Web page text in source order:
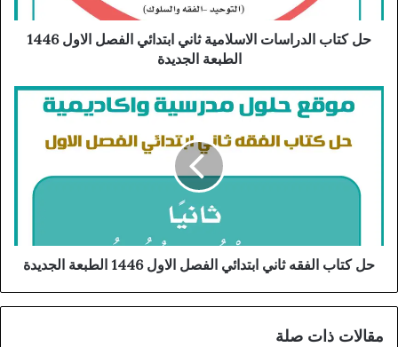
حل كتاب الدراسات الاسلامية ثاني ابتدائي الفصل الاول 1446
الطبعة الجديدة
حل كتاب الفقه ثاني ابتدائي الفصل الاول 1446 الطبعة الجديدة
مقالات ذات صلة